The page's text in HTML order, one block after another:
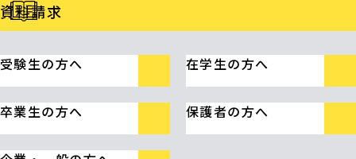
資料請求
受験生の方へ 在学生の方へ
卒業生の方へ 保護者の方へ